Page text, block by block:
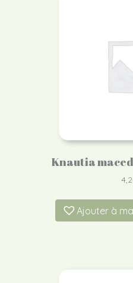
Knautia
Ajouter à